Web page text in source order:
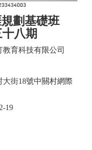
劃基礎班
十八期
育科技有限公司
街18號中關村網際
19